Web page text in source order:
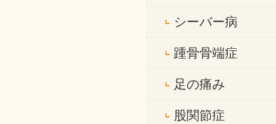
シーバー病
踵骨骨端症
足の痛み
股関節症